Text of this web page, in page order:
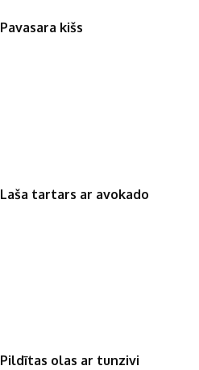
Pavasara kišs
Laša tartars ar avokado
Pildītas olas ar tunzivi